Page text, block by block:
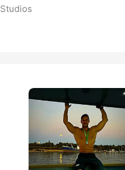
Studios​